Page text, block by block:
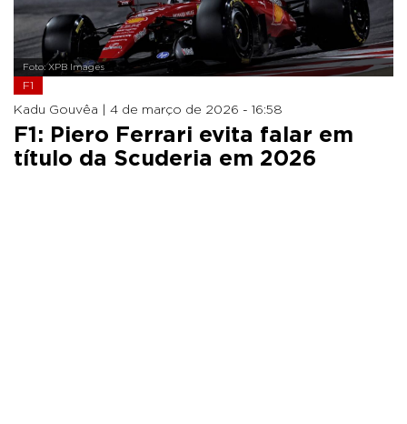
Foto: XPB Images
F1
Kadu Gouvêa | 4 de março de 2026 - 16:58
F1: Piero Ferrari evita falar em
título da Scuderia em 2026